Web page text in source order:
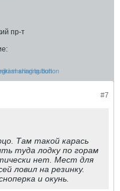
пр-т
#7
Там такой карась
туда лодку по горам
нет. Мест для
ловил на резинку.
и окунь.